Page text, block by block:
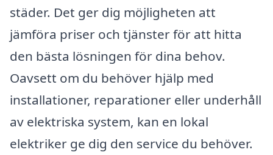
städer. Det ger dig möjligheten att
jämföra priser och tjänster för att hitta
den bästa lösningen för dina behov.
Oavsett om du behöver hjälp med
installationer, reparationer eller underhåll
av elektriska system, kan en lokal
elektriker ge dig den service du behöver.